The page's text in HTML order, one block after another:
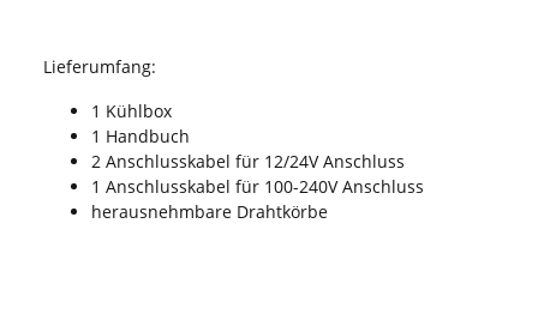
Lieferumfang:
1 Kühlbox
1 Handbuch
2 Anschlusskabel für 12/24V Anschluss
1 Anschlusskabel für 100-240V Anschluss
herausnehmbare Drahtkörbe